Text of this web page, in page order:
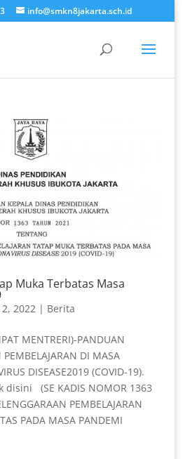
info@smkn8jakarta.sch.id
Muka Terbatas Masa
2, 2022| Berita
MENTRERI)-PANDUAN
PEMBELAJARAN DI MASA
DISEASE2019 (COVID-19).
disini (SE KADIS NOMOR 1363
PEMBELAJARAN
PADA MASA PANDEMI